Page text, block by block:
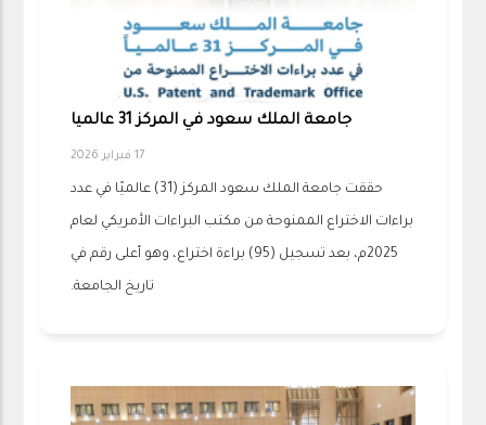
جامعة الملك سعود في المركز 31 عالميا
17 فبراير 2026
حققت جامعة الملك سعود المركز (31) عالميًا في عدد
براءات الاختراع الممنوحة من مكتب البراءات الأمريكي لعام
2025م، بعد تسجيل (95) براءة اختراع، وهو أعلى رقم في
تاريخ الجامعة.